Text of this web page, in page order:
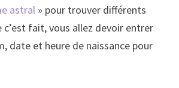
astral» pour trouver différents
fait, vous allez devoir entrer
date et heure de naissance pour